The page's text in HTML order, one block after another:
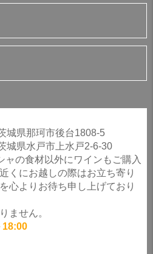
那珂市後台1808-5
城県水戸市上水戸2-6-30
ャの食材以外にワインもご購入
くにお越しの際はお立ち寄り
心よりお待ち申し上げており
ません。
18:00